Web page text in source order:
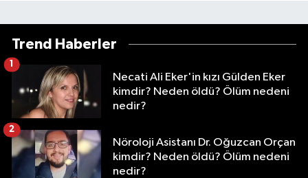
Trend Haberler
Necati Ali Eker'in kızı Gülden Eker
kimdir? Neden öldü? Ölüm nedeni
nedir?
Nöroloji Asistanı Dr. Oğuzcan Orçan
kimdir? Neden öldü? Ölüm nedeni
nedir?
2